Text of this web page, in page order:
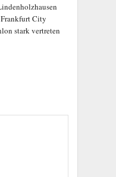
City
stark vertreten